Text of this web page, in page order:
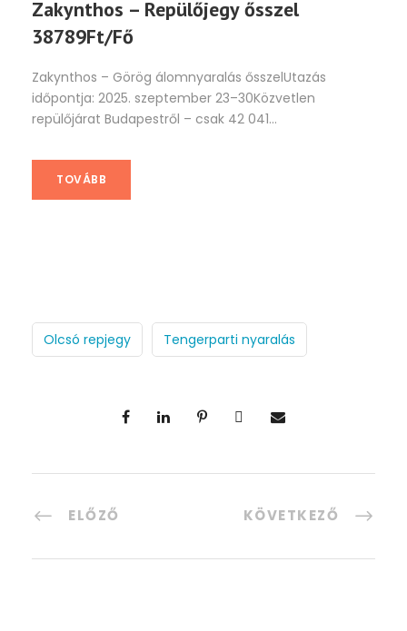
Zakynthos – Repülőjegy ősszel
38789Ft/Fő
Zakynthos – Görög álomnyaralás ősszelUtazás
időpontja: 2025. szeptember 23–30Közvetlen
repülőjárat Budapestről – csak 42 041...
TOVÁBB
Olcsó repjegy Tengerparti nyaralás
ELŐZŐ KÖVETKEZŐ